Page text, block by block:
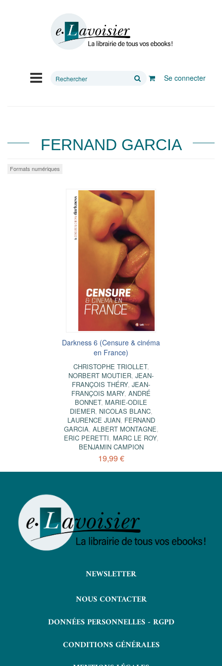
Rechercher
Se connecter
FERNAND GARCIA
Formats numériques
Darkness 6 (Censure & cinéma
en France)
CHRISTOPHE TRIOLLET,
NORBERT MOUTIER, JEAN-
FRANÇOIS THÉRY, JEAN-
FRANÇOIS MARY, ANDRÉ
BONNET, MARIE-ODILE
DIEMER, NICOLAS BLANC,
LAURENCE JUAN, FERNAND
GARCIA, ALBERT MONTAGNE,
ERIC PERETTI, MARC LE ROY,
BENJAMIN CAMPION
19,99 €
NEWSLETTER
NOUS CONTACTER
DONNÉES PERSONNELLES - RGPD
CONDITIONS GÉNÉRALES